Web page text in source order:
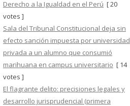
Derecho a la Igualdad en el Perú [ 20
votes ]
Sala del Tribunal Constitucional deja sin
efecto sanción impuesta por universidad
privada a un alumno que consumió
marihuana en campus universitario [ 14
votes ]
El flagrante delito: precisiones legales y
desarrollo jurisprudencial (primera